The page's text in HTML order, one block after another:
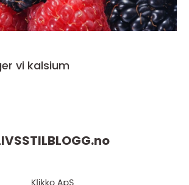
vi kalsium
no